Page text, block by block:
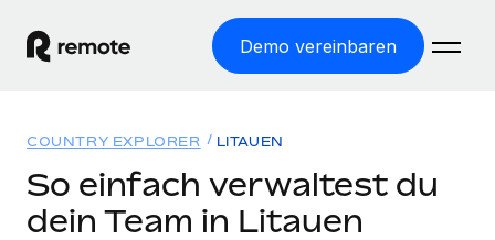
Demo vereinbaren
WELTWEITE BESCHÄFTIGUNG
Lösungen
COUNTRY EXPLORER LITAUEN
So einfach verwaltest du
dein Team in Litauen